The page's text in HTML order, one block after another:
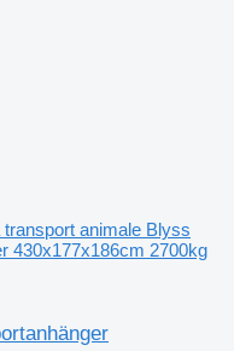
transport animale Blyss
430x177x186cm 2700kg